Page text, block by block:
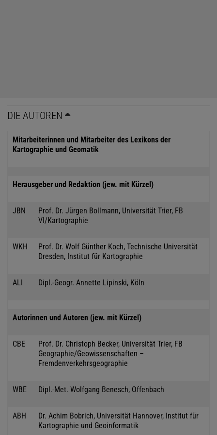
DIE AUTOREN
Mitarbeiterinnen und Mitarbeiter des Lexikons der
Kartographie und Geomatik
Herausgeber und Redaktion (jew. mit Kürzel)
JBN
Prof. Dr. Jürgen Bollmann, Universität Trier, FB
VI/Kartographie
WKH
Prof. Dr. Wolf Günther Koch, Technische Universität
Dresden, Institut für Kartographie
ALI Dipl.-Geogr. Annette Lipinski, Köln
Autorinnen und Autoren (jew. mit Kürzel)
CBE
Prof. Dr. Christoph Becker, Universität Trier, FB
Geographie/Geowissenschaften –
Fremdenverkehrsgeographie
WBE Dipl.-Met. Wolfgang Benesch, Offenbach
ABH
Dr. Achim Bobrich, Universität Hannover, Institut für
Kartographie und Geoinformatik